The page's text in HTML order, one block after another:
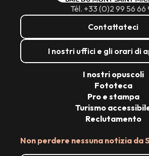
Tél. +33 (0)2 99 56 66
Contattateci
I nostri uffici e gli orari di
Non perdere nessuna notizia da
I nostri opuscoli
Fototeca
Pro e stampa
Turismo
Reclutamento